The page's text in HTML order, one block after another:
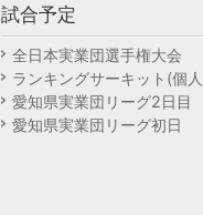
試合予定
全日本実業団選手権大会
ランキングサーキット(個
愛知県実業団リーグ2日目
愛知県実業団リーグ初日